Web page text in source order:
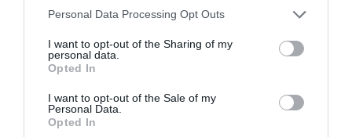
Please note that this website/app uses one or more Google
not limited to your visit or usage behaviour. You may click to
grant or deny consent to Google and its third-party tags to
use your data for below specified purposes in below Google
consent section.
Personal Data Processing Opt Outs
I want to opt-out of the Sharing of my
personal data.
Opted In
I want to opt-out of the Sale of my
Personal Data.
Opted In